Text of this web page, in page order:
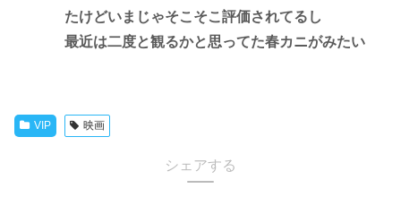
たけどいまじゃそこそこ評価されてるし
最近は二度と観るかと思ってた春カニがみたい
VIP 映画
シェアする